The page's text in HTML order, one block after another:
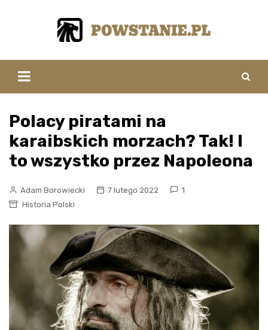
Polacy piratami na
karaibskich morzach? Tak! I
to wszystko przez Napoleona
Adam Borowiecki 7 lutego 2022
1
Historia Polski